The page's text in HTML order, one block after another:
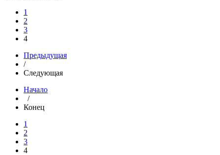
1
2
3
4
Предыдущая
/
Следующая
Начало
/
Конец
1
2
3
4